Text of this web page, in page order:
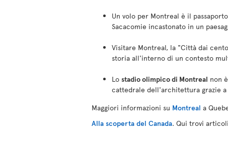
Un volo per Montreal è il
Sacacomie incastonato in un
Visitare Montreal, la "Città dai
storia all'interno di un contesto
Lo stadio olimpico di Montreal non
cattedrale dell'architettura grazie
Maggiori informazioni su Montreal a
Alla scoperta del Canada. Qui trovi